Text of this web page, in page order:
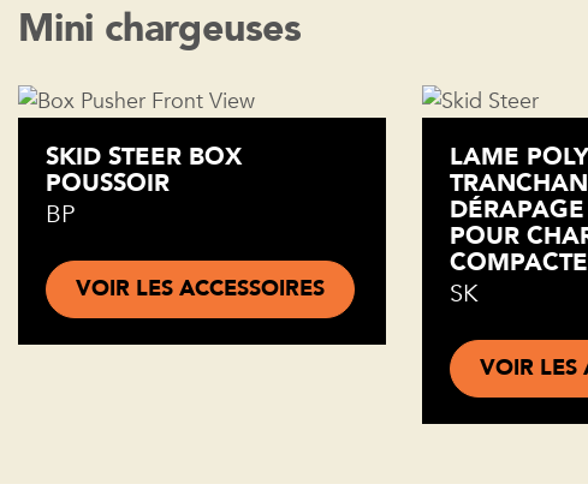
Mini chargeuses
SKID STEER BOX
POUSSOIR
BP
VOIR LES ACCESSOIRES
LAME
POUR
COMPACTE
SK
VOIR LES